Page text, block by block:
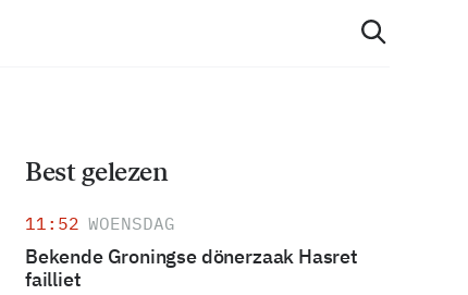
Best gelezen
11:52 WOENSDAG
Bekende Groningse dönerzaak Hasret
failliet